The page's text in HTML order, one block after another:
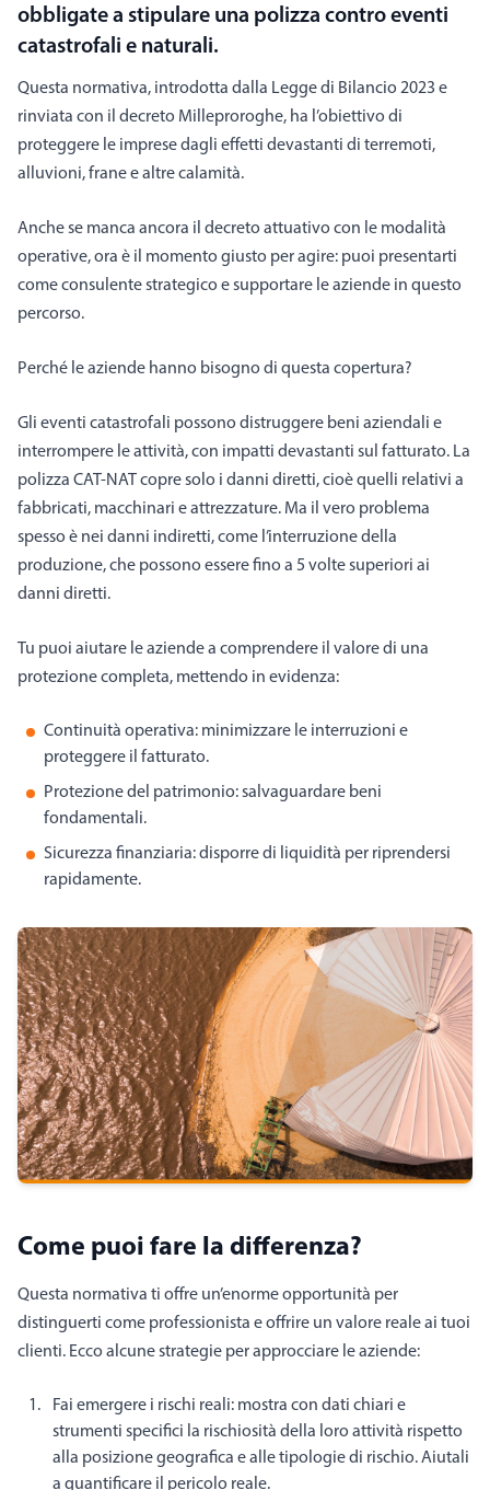
obbligate a stipulare una polizza contro eventi
catastrofali e naturali.
Questa normativa, introdotta dalla Legge di Bilancio 2023 e
rinviata con il decreto Milleproroghe, ha l’obiettivo di
proteggere le imprese dagli effetti devastanti di terremoti,
alluvioni, frane e altre calamità.
Anche se manca ancora il decreto attuativo con le modalità
operative, ora è il momento giusto per agire: puoi presentarti
come consulente strategico e supportare le aziende in questo
percorso.
Perché le aziende hanno bisogno di questa copertura?
Gli eventi catastrofali possono distruggere beni aziendali e
interrompere le attività, con impatti devastanti sul fatturato. La
polizza CAT-NAT copre solo i danni diretti, cioè quelli relativi a
fabbricati, macchinari e attrezzature. Ma il vero problema
spesso è nei danni indiretti, come l’interruzione della
produzione, che possono essere fino a 5 volte superiori ai
danni diretti.
Tu puoi aiutare le aziende a comprendere il valore di una
protezione completa, mettendo in evidenza:
Continuità operativa: minimizzare le interruzioni e
proteggere il fatturato.
Protezione del patrimonio: salvaguardare beni
fondamentali.
Sicurezza finanziaria: disporre di liquidità per riprendersi
rapidamente.
Come puoi fare la differenza?
Questa normativa ti offre un’enorme opportunità per
distinguerti come professionista e offrire un valore reale ai tuoi
clienti. Ecco alcune strategie per approcciare le aziende:
Fai emergere i rischi reali: mostra con dati chiari e
strumenti specifici la rischiosità della loro attività rispetto
alla posizione geografica e alle tipologie di rischio. Aiutali
a quantificare il pericolo reale.